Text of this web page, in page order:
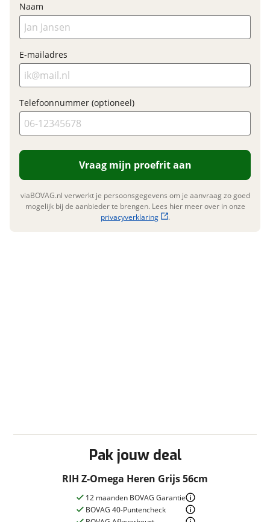
Pak jouw deal
RIH Z-Omega Heren Grijs 56cm
12 maanden BOVAG Garantie
BOVAG 40-Puntencheck
Naam
E-mailadres
Telefoonnummer (optioneel)
Vraag mijn proefrit aan
viaBOVAG.nl verwerkt je persoonsgegevens om je aanvraag zo goed
mogelijk bij de aanbieder te brengen. Lees hier meer over in onze
privacyverklaring
.